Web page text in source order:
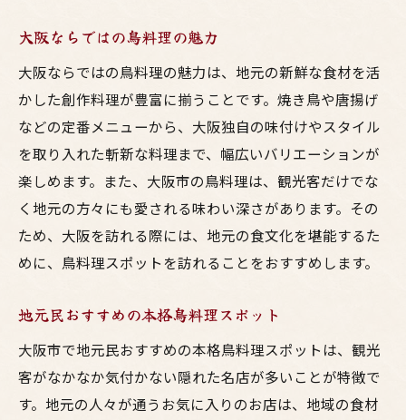
大阪ならではの鳥料理の魅力
大阪ならではの鳥料理の魅力は、地元の新鮮な食材を活
かした創作料理が豊富に揃うことです。焼き鳥や唐揚げ
などの定番メニューから、大阪独自の味付けやスタイル
を取り入れた斬新な料理まで、幅広いバリエーションが
楽しめます。また、大阪市の鳥料理は、観光客だけでな
く地元の方々にも愛される味わい深さがあります。その
ため、大阪を訪れる際には、地元の食文化を堪能するた
めに、鳥料理スポットを訪れることをおすすめします。
地元民おすすめの本格鳥料理スポット
大阪市で地元民おすすめの本格鳥料理スポットは、観光
客がなかなか気付かない隠れた名店が多いことが特徴で
す。地元の人々が通うお気に入りのお店は、地域の食材